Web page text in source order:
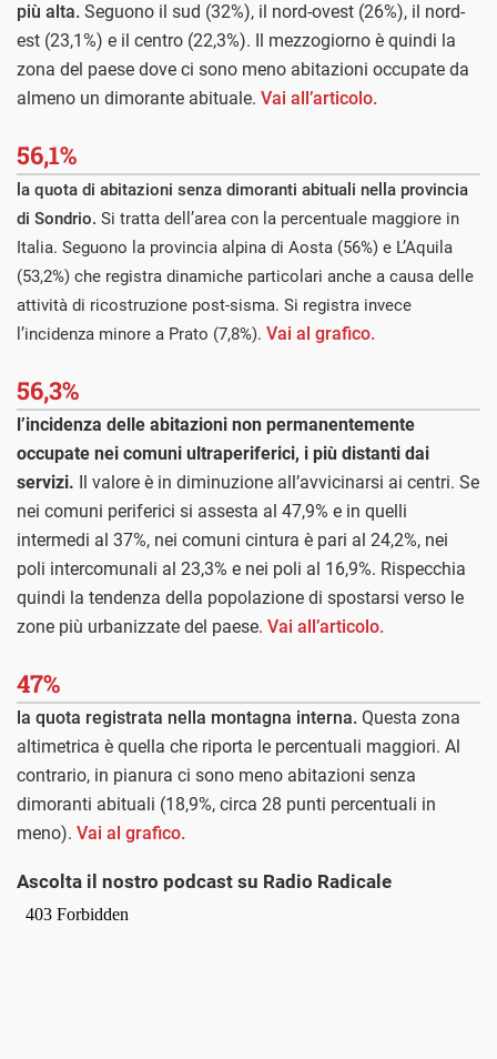
più alta. Seguono il sud (32%), il nord-ovest (26%), il nord-
est (23,1%) e il centro (22,3%). Il mezzogiorno è quindi la
zona del paese dove ci sono meno abitazioni occupate da
almeno un dimorante abituale. Vai all’articolo.
56,1%
la quota di abitazioni senza dimoranti abituali nella provincia
di Sondrio. Si tratta dell’area con la percentuale maggiore in
Italia. Seguono la provincia alpina di Aosta (56%) e L’Aquila
(53,2%) che registra dinamiche particolari anche a causa delle
attività di ricostruzione post-sisma. Si registra invece
l’incidenza minore a Prato (7,8%). Vai al grafico.
56,3%
l’incidenza delle abitazioni non permanentemente
occupate nei comuni ultraperiferici, i più distanti dai
servizi. Il valore è in diminuzione all’avvicinarsi ai centri. Se
nei comuni periferici si assesta al 47,9% e in quelli
intermedi al 37%, nei comuni cintura è pari al 24,2%, nei
poli intercomunali al 23,3% e nei poli al 16,9%. Rispecchia
quindi la tendenza della popolazione di spostarsi verso le
zone più urbanizzate del paese. Vai all’articolo.
47%
la quota registrata nella montagna interna. Questa zona
altimetrica è quella che riporta le percentuali maggiori. Al
contrario, in pianura ci sono meno abitazioni senza
dimoranti abituali (18,9%, circa 28 punti percentuali in
meno). Vai al grafico.
Ascolta il nostro podcast su Radio Radicale